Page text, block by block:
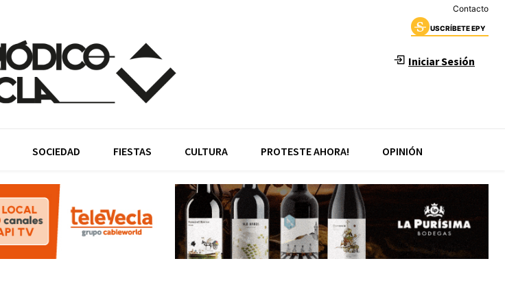
Contacto
USCRÍBETE EPY
Iniciar Sesión
SOCIEDAD FIESTAS CULTURA PROTESTE AHORA! OPINIÓN